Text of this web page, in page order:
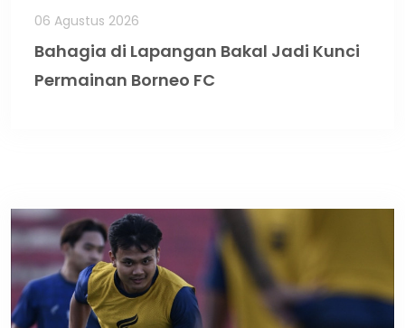
06 Agustus 2026
Bahagia di Lapangan Bakal Jadi Kunci
Permainan Borneo FC